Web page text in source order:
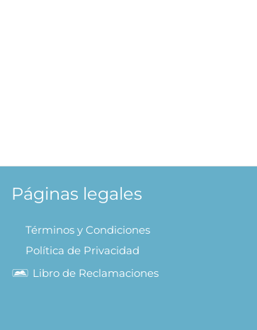
Páginas legales
Términos y Condiciones
Política de Privacidad
Libro de Reclamaciones